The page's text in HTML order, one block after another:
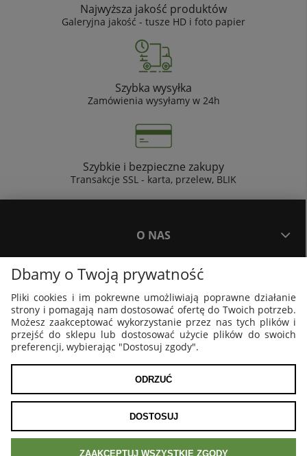
Najwyższa jakość produktów
Galeryjna jakość - tusze HD i foto papier
Szybka wysyłka
Zamówienia wysyłamy w 24h
Szybkie i bezpieczne zakupy
Transakcje SSL - karta, przelew, BLIK
O NAS
PŁATNOŚCI I DOSTAWA
PLAKATY I GRAFIKI
MOJE KONTO
POKAŻ PEŁNĄ WERSJĘ STRONY
Dbamy o Twoją prywatność
Pliki cookies i im pokrewne umożliwiają poprawne działanie
strony i pomagają nam dostosować ofertę do Twoich potrzeb.
Możesz zaakceptować wykorzystanie przez nas tych plików i
przejść do sklepu lub dostosować użycie plików do swoich
preferencji, wybierając "Dostosuj zgody".
ODRZUĆ
DOSTOSUJ
ZAAKCEPTUJ WSZYSTKIE ZGODY